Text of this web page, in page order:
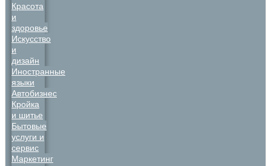
Красота
и
здоровье
Искусство
и
дизайн
Иностранные
языки
Автобизнес
Кройка
и шитье
Бытовые
услуги и
сервис
Маркетинг